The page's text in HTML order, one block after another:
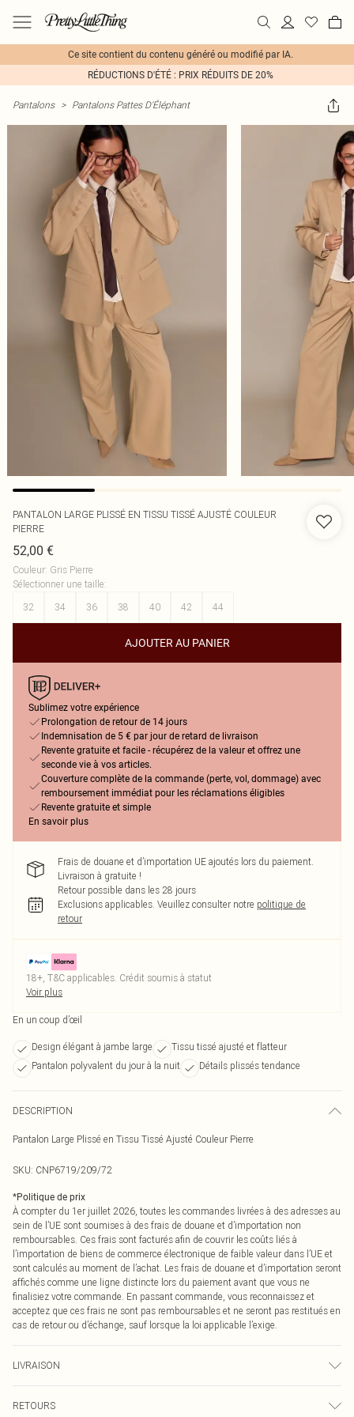
Ce site contient du contenu généré ou modifié par IA.
RÉDUCTIONS D'ÉTÉ : PRIX RÉDUITS DE 20%
Pantalons > Pantalons Pattes D'Éléphant
PANTALON LARGE PLISSÉ EN TISSU TISSÉ AJUSTÉ COULEUR
PIERRE
52,00 €
Couleur: Gris Pierre
Sélectionner une taille:
32
34 36 38 40 42 44
AJOUTER AU PANIER
Sublimez votre expérience
Prolongation de retour de 14 jours
Indemnisation de 5 € par jour de retard de livraison
Revente gratuite et facile - récupérez de la valeur et offrez une
seconde vie à vos articles.
Couverture complète de la commande (perte, vol, dommage) avec
remboursement immédiat pour les réclamations éligibles
Revente gratuite et simple
En savoir plus
Frais de douane et d’importation UE ajoutés lors du paiement.
Livraison à gratuite !
Retour possible dans les 28 jours
Exclusions applicables. Veuillez consulter notre politique de
retour
18+, T&C applicables. Crédit soumis à statut
Voir plus
En un coup d’œil
Design élégant à jambe large
Tissu tissé ajusté et flatteur
Pantalon polyvalent du jour à la nuit
Détails plissés tendance
DESCRIPTION
Pantalon Large Plissé en Tissu Tissé Ajusté Couleur Pierre
SKU: CNP6719/209/72
*Politique de prix
À compter du 1er juillet 2026, toutes les commandes livrées à des adresses au
sein de l’UE sont soumises à des frais de douane et d’importation non
remboursables. Ces frais sont facturés afin de couvrir les coûts liés à
l’importation de biens de commerce électronique de faible valeur dans l’UE et
sont calculés au moment de l’achat. Les frais de douane et d’importation seront
affichés comme une ligne distincte lors du paiement avant que vous ne
finalisiez votre commande. En passant commande, vous reconnaissez et
acceptez que ces frais ne sont pas remboursables et ne seront pas restitués en
cas de retour ou d’échange, sauf lorsque la loi applicable l’exige.
LIVRAISON
RETOURS